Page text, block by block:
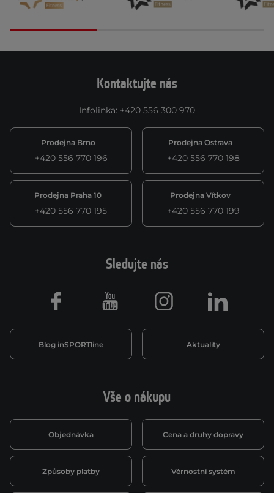
Kontaktujte nás
Infolinka: +420 556 300 970
Prodejna Brno
+420 556 770 196
Prodejna Ostrava
+420 556 770 198
Prodejna Praha 10
+420 556 770 195
Prodejna Vítkov
+420 556 770 199
Vše o nákupu
Objednávka Cena a druhy dopravy
Způsoby platby Věrnostní systém
Sledujte nás
Blog inSPORTline Aktuality
Facebook Youtube Instagram LinkedIn